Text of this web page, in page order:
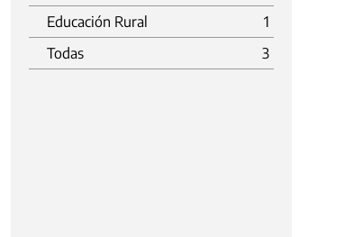
Educación Rural
1
Todas
3